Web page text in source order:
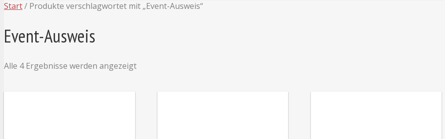
Start/ Produkte verschlagwortet mit „Event-Ausweis“
Event-Ausweis
Alle 4 Ergebnisse werden angezeigt